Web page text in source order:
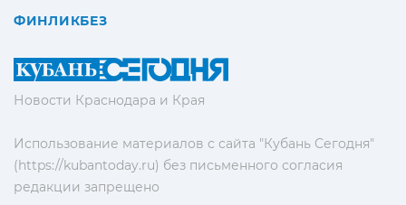
Новости Краснодара и Края
Использование материалов с сайта "Кубань Сегодня"
(https://kubantoday.ru) без письменного согласия
редакции запрещено
ФИНЛИКБЕЗ